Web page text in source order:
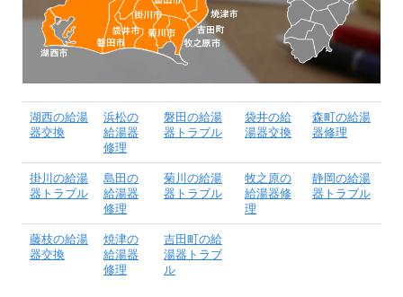
湖西の給湯
器交換
浜松の
給湯器
修理
磐田の給湯
器トラブル
袋井の給
湯器交換
森町の給湯
器修理
掛川の給湯
器トラブル
島田の
給湯器
修理
菊川の給湯
器トラブル
牧之原の
給湯器修
理
静岡の給湯
器トラブル
藤枝の給湯
器交換
焼津の
給湯器
修理
吉田町の給
湯器トラブ
ル